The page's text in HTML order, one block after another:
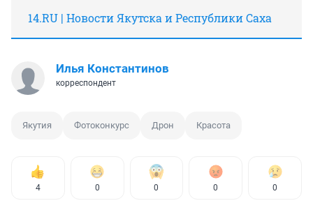
14.RU | Новости Якутска и Республики Саха
Илья Константинов
корреспондент
Якутия Фотоконкурс Дрон Красота
4 0 0 0 0